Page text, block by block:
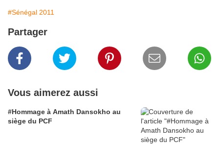
#Sénégal 2011
Partager
Vous aimerez aussi
#Hommage à Amath Dansokho au
siège du PCF